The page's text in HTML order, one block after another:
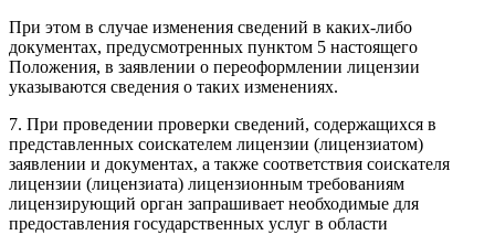
При этом в случае изменения сведений в каких-либо
документах, предусмотренных пунктом 5 настоящего
Положения, в заявлении о переоформлении лицензии
указываются сведения о таких изменениях.
7. При проведении проверки сведений, содержащихся в
представленных соискателем лицензии (лицензиатом)
заявлении и документах, а также соответствия соискателя
лицензии (лицензиата) лицензионным требованиям
лицензирующий орган запрашивает необходимые для
предоставления государственных услуг в области